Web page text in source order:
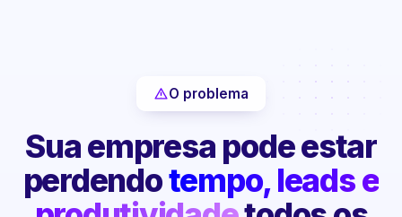
O problema
Sua empresa pode estar
perdendotempo, leads e